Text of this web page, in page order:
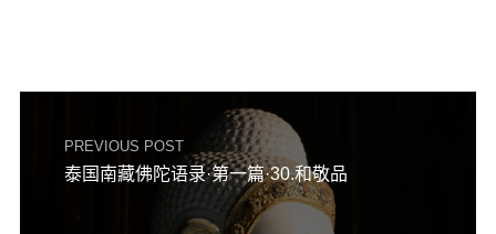
PREVIOUS POST
泰国南藏佛陀语录·第一篇·30.和敬品